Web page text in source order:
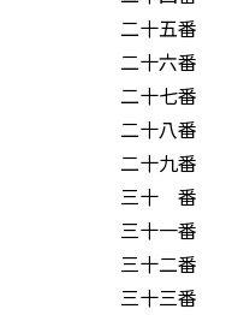
二十五
二十六
二十七
二十八
二十九
三十
三十一
三十二
三十三